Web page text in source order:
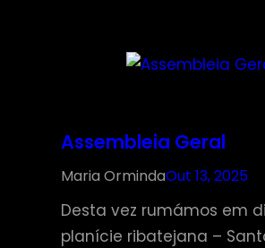
Assembleia Geral
Maria OrmindaOut 13, 2025
Desta vez rumámos em
planície ribatejana –